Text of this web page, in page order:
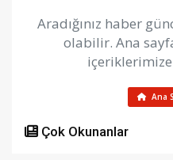
Aradığınız haber
olabilir. Ana
Ana
Çok Okunanlar